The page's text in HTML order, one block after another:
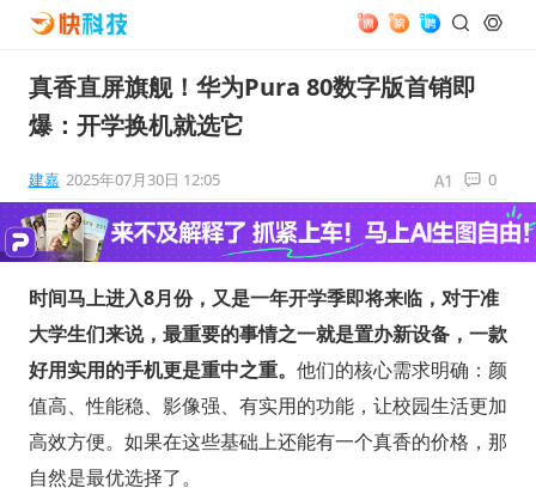
真香直屏旗舰！华为Pura 80数字版首销即
爆：开学换机就选它
建嘉 2025年07月30日 12:05 0
时间马上进入8月份，又是一年开学季即将来临，对于准
大学生们来说，最重要的事情之一就是置办新设备，一款
好用实用的手机更是重中之重。 他们的核心需求明确：颜
值高、性能稳、影像强、有实用的功能，让校园生活更加
高效方便。如果在这些基础上还能有一个真香的价格，那
自然是最优选择了。